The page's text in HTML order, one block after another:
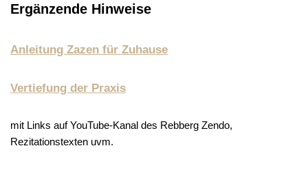
Ergänzende Hinweise
Anleitung Zazen für Zuhause
Vertiefung der Praxis
mit Links auf YouTube-Kanal des Rebberg Zendo,
Rezitationstexten uvm.